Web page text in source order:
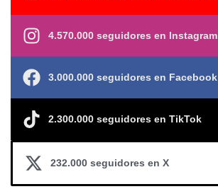
4.570.000 seguidores en Instagram
3.000.000 seguidores en Facebook
2.300.000 seguidores en TikTok
232.000 seguidores en X